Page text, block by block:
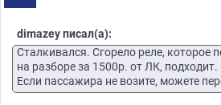
dimazey писал(а):
Сталкивался. Сгорело реле, которое
на разборе за 1500р. от ЛК, подходит.
Если пассажира не возите, можете